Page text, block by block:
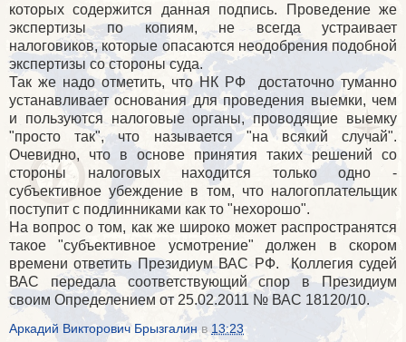
которых содержится данная подпись. Проведение же
экспертизы по копиям, не всегда устраивает
налоговиков, которые опасаются неодобрения подобной
экспертизы со стороны суда.
Так же надо отметить, что НК РФ достаточно туманно
устанавливает основания для проведения выемки, чем
и пользуются налоговые органы, проводящие выемку
"просто так", что называется "на всякий случай".
Очевидно, что в основе принятия таких решений со
стороны налоговых находится только одно -
субъективное убеждение в том, что налогоплательщик
поступит с подлинниками как то "нехорошо".
На вопрос о том, как же широко может распространятся
такое "субъективное усмотрение" должен в скором
времени ответить Президиум ВАС РФ. Коллегия судей
ВАС передала соответствующий спор в Президиум
своим Определением от 25.02.2011 № ВАС 18120/10.
Аркадий Викторович Брызгалин в 13:23